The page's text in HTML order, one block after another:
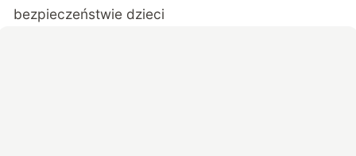
bezpieczeństwie dzieci